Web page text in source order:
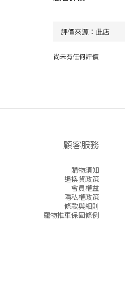
尚未有任何評價
顧客服務
購物須知
退換貨政策
會員權益
隱私權政策
條款與細則
寵物推車保固條例